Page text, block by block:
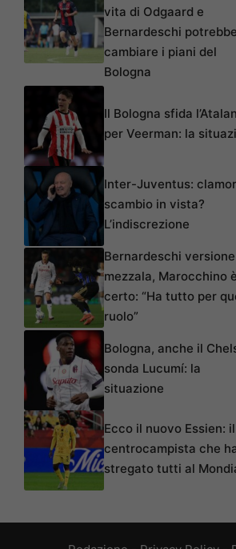
vita di Odgaard e
Bernardeschi potrebbe
cambiare i piani del
Bologna
Il Bologna sfida
per Veerman: la
Inter-Juventus:
scambio in vista?
L’indiscrezione
Bernardeschi versione
mezzala, Marocchino è
certo: “Ha tutto per
ruolo”
Bologna, anche il
sonda Lucumí: la
situazione
Ecco il nuovo Essien: il
centrocampista che
stregato tutti al